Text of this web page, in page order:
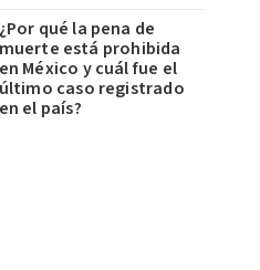
¿Por qué la pena de
muerte está prohibida
en México y cuál fue el
último caso registrado
en el país?